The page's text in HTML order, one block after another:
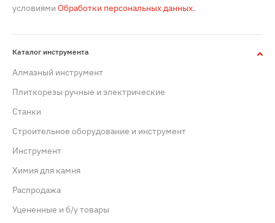
условиями Обработки персональных данных.
Каталог инструмента
Алмазный инструмент
Плиткорезы ручные и электрические
Станки
Строительное оборудование и инструмент
Инструмент
Химия для камня
Распродажа
Уцененные и б/у товары